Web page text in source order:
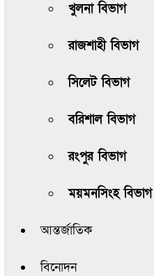
খুলনা বিভাগ
রাজশাহী বিভাগ
সিলেট বিভাগ
বরিশাল বিভাগ
রংপুর বিভাগ
ময়মনসিংহ বিভাগ
আন্তর্জাতিক
বিনোদন